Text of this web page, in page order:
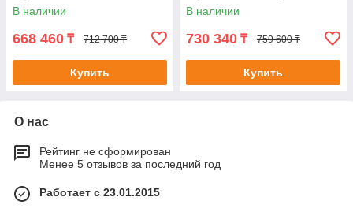
В наличии
668 460 ₸ 712 700 ₸
Купить
В наличии
730 340 ₸ 759 600 ₸
Купить
О нас
Рейтинг не сформирован
Менее 5 отзывов за последний год
Работает с 23.01.2015